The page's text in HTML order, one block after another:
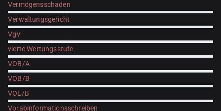
Vermögensschaden
Verwaltungsgericht
VgV
vierte Wertungsstufe
VOB/A
VOB/B
VOL/B
Vorabinformationsschreiben